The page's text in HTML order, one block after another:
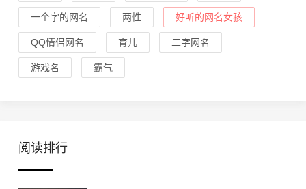
一个字的网名 两性 好听的网名女孩
QQ情侣网名 育儿 二字网名
游戏名 霸气
阅读排行